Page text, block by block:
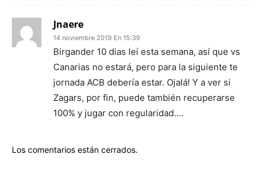
Jnaere
14 noviembre 2019 En 15:39
Birgander 10 dias leí esta semana, así que vs
Canarias no estará, pero para la siguiente te
jornada ACB debería estar. Ojalá! Y a ver si
Zagars, por fin, puede también recuperarse
100% y jugar con regularidad….
Los comentarios están cerrados.